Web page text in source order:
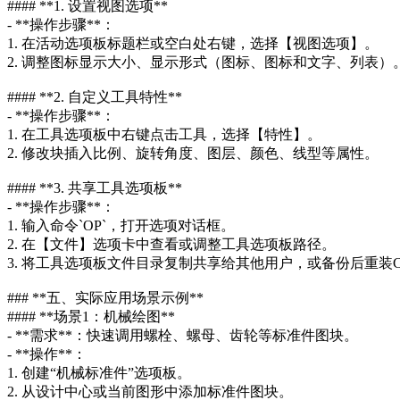
#### **1. 设置视图选项**
- **操作步骤**：
1. 在活动选项板标题栏或空白处右键，选择【视图选项】。
2. 调整图标显示大小、显示形式（图标、图标和文字、列表）。
#### **2. 自定义工具特性**
- **操作步骤**：
1. 在工具选项板中右键点击工具，选择【特性】。
2. 修改块插入比例、旋转角度、图层、颜色、线型等属性。
#### **3. 共享工具选项板**
- **操作步骤**：
1. 输入命令`OP`，打开选项对话框。
2. 在【文件】选项卡中查看或调整工具选项板路径。
3. 将工具选项板文件目录复制共享给其他用户，或备份后重装
### **五、实际应用场景示例**
#### **场景1：机械绘图**
- **需求**：快速调用螺栓、螺母、齿轮等标准件图块。
- **操作**：
1. 创建“机械标准件”选项板。
2. 从设计中心或当前图形中添加标准件图块。